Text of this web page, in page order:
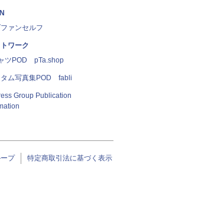
ァンセルフ
トワーク
ツPOD pTa.shop
タム写真集POD fabli
Group Publication
プ 特定商取引法に基づく表示